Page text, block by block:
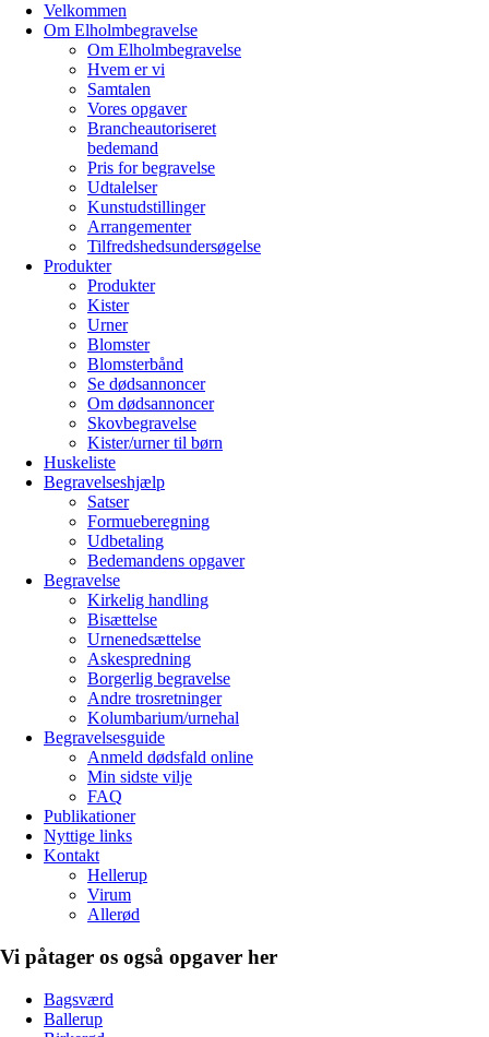
Velkommen
Om Elholmbegravelse
Om Elholmbegravelse
Hvem er vi
Samtalen
Vores opgaver
Brancheautoriseret
bedemand
Pris for begravelse
Udtalelser
Kunstudstillinger
Arrangementer
Tilfredshedsundersøgelse
Produkter
Produkter
Kister
Urner
Blomster
Blomsterbånd
Se dødsannoncer
Om dødsannoncer
Skovbegravelse
Kister/urner til børn
Huskeliste
Begravelseshjælp
Satser
Formueberegning
Udbetaling
Bedemandens opgaver
Begravelse
Kirkelig handling
Bisættelse
Urnenedsættelse
Askespredning
Borgerlig begravelse
Andre trosretninger
Kolumbarium/urnehal
Begravelsesguide
Anmeld dødsfald online
Min sidste vilje
FAQ
Publikationer
Nyttige links
Kontakt
Hellerup
Virum
Allerød
Vi påtager os også opgaver her
Bagsværd
Ballerup